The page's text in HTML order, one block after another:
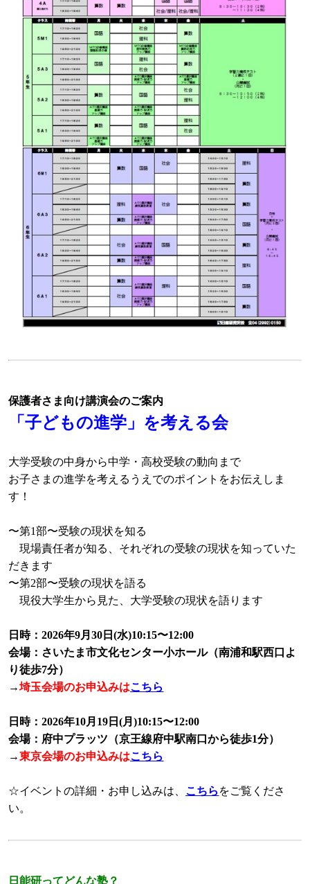
保護者さま向け講演会のご案内
「子どもの進学」を考える会
大学受験の中身から中学・高校受験の動向まで
お子さまの進学を考えるうえでのポイントをお伝えしま
す！
〜第1部〜受験の現状を知る
現場責任者が知る、それぞれの受験の現状を知っていた
だきます
〜第2部〜受験の現状を語る
現役大学生から見た、大学受験の現状を語ります
日時：2026年9月30日(水)10:15〜12:00
会場：さいたま市文化センター小ホール（南浦和駅西口よ
り徒歩7分）
→埼玉会場のお申込みはこちら
日時：2026年10月19日(月)10:15〜12:00
会場：府中プラッツ（京王線府中駅南口から徒歩1分）
→東京会場のお申込みはこちら
☆イベントの詳細・お申し込みは、 こちら をご覧くださ
い。
日能研ってどんな塾？